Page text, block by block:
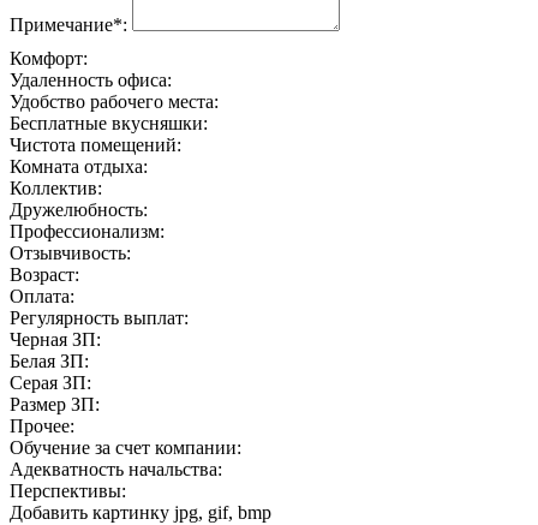
Примечание*:
Комфорт:
Удаленность офиса:
Удобство рабочего места:
Бесплатные вкусняшки:
Чистота помещений:
Комната отдыха:
Коллектив:
Дружелюбность:
Профессионализм:
Отзывчивость:
Возраст:
Оплата:
Регулярность выплат:
Черная ЗП:
Белая ЗП:
Серая ЗП:
Размер ЗП:
Прочее:
Обучение за счет компании:
Адекватность начальства:
Перспективы:
Добавить картинку jpg, gif, bmp